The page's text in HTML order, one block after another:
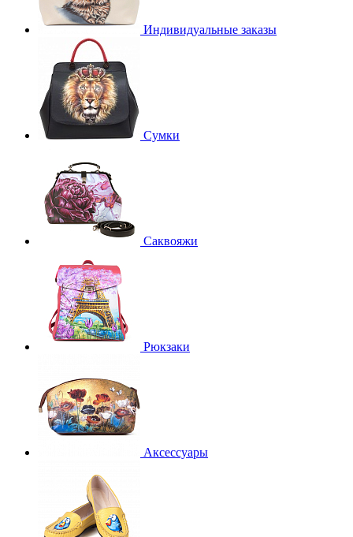
Индивидуальные заказы
Сумки
Саквояжи
Рюкзаки
Аксессуары